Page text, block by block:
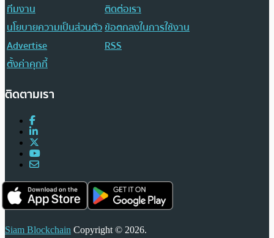
ทีมงาน
ติดต่อเรา
นโยบายความเป็นส่วนตัวข้อตกลงในการใช้งาน
Advertise
RSS
ตั้งค่าคุกกี้
ติดตามเรา
Siam Blockchain Copyright © 2026.